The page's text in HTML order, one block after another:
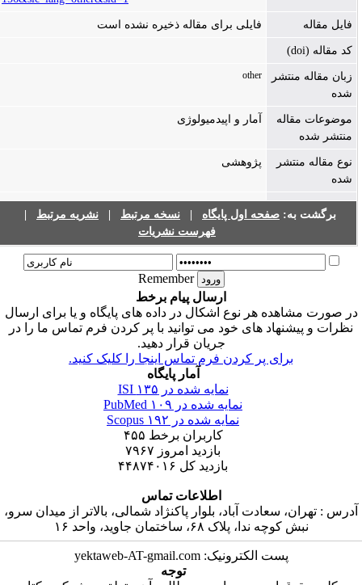
فایل مقاله فایلی برای مقاله ذخیره نشده است
کد مقاله (doi)
زبان مقاله منتشر
شده
other
موضوعات مقاله
منتشر شده
آمار و اپیدمیولوژی
نوع مقاله منتشر
شده
پژوهشی
برگشت به:صفحه اول پایگاه| نسخه مرتبط| نشریه مرتبط|
فهرست نشریات
Remember
ارسال پیام برخط
صورت مشاهده هر نوع اشکال در داده های پایگاه و یا برای ارسال
نظرات و پیشنهاد های خود می توانید با پر کردن فرم تماس ما را در
جریان قرار دهید.
برای پر کردن فرم تماس اینجا را کلیک کنید.
آمار پایگاه
نمایه شده در ISI۱۳۵
نمایه شده در PubMed۱۰۹
نمایه شده در Scopus۱۹۲
کاربران برخط۴۵۵
بازدید امروز۷۹۶۷
بازدید کل ۴۴۸۷۴۰۱۶
اطلاعات تماس
: تهران، سعادت آباد، بلوار پاکنژاد شمالی، بالاتر از میدان سرو،
نبش کوچه ندا، پلاک ۶۸، ساختمان جاوید، واحد ۱۶
پست الکترونیک: yektaweb-AT-gmail.com
توجه